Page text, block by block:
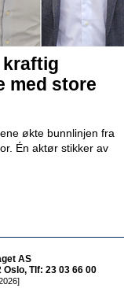
med store
økte bunnlinjen fra
Én aktør stikker av
AS
Tlf: 23 03 66 00